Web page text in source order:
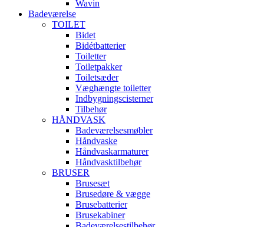
Wavin
Badeværelse
TOILET
Bidet
Bidétbatterier
Toiletter
Toiletpakker
Toiletsæder
Væghængte toiletter
Indbygningscisterner
Tilbehør
HÅNDVASK
Badeværelsesmøbler
Håndvaske
Håndvaskarmaturer
Håndvasktilbehør
BRUSER
Brusesæt
Brusedøre & vægge
Brusebatterier
Brusekabiner